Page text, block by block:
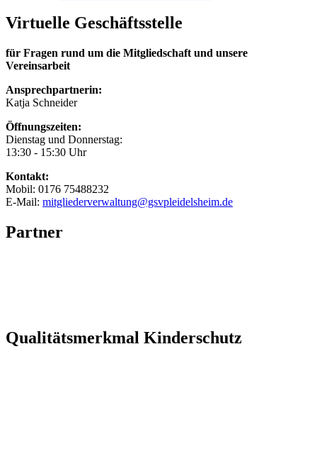
Virtuelle Geschäftsstelle
für Fragen rund um die Mitgliedschaft und unsere
Vereinsarbeit
Ansprechpartnerin:
Katja Schneider
Öffnungszeiten:
Dienstag und Donnerstag:
13:30 - 15:30 Uhr
Kontakt:
Mobil: 0176 75488232
E-Mail: mitgliederverwaltung@gsvpleidelsheim.de
Partner
Qualitätsmerkmal Kinderschutz